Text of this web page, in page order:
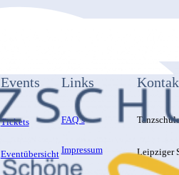
Events
Tickets
Eventübersicht
Links
FAQ´s
Impressum Leipziger